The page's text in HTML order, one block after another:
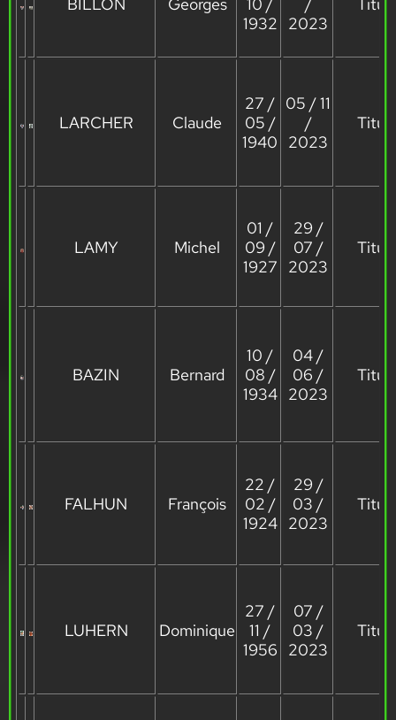
1932
2023
LARCHER Claude
27 /
05 /
1940
05 / 11
/
2023
LAMY Michel
01 /
09 /
1927
29 /
07 /
2023
BAZIN Bernard
10 /
08 /
1934
04 /
06 /
2023
FALHUN François
22 /
02 /
1924
29 /
03 /
2023
LUHERN Dominique
27 /
11 /
1956
07 /
03 /
2023